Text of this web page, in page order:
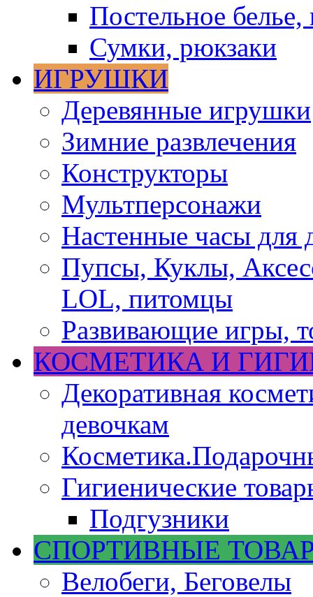
Постельное белье,
Сумки, рюкзаки
ИГРУШКИ
Деревянные игрушки
Зимние развлечения
Конструкторы
Мультперсонажи
Настенные часы для
Пупсы, Куклы,
LOL, питомцы
Развивающие игры,
КОСМЕТИКА И
Декоративная
девочкам
Гигиенические
Подгузники
СПОРТИВНЫЕ
Велобеги, Беговелы